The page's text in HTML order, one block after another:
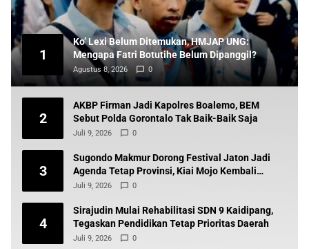
1
Ko’ Lexi Belum Ditemukan, HMJAP UNG:
Mengapa Fatri Botutihe Belum Dipanggil?
Agustus 8, 2026 0
2
AKBP Firman Jadi Kapolres Boalemo, BEM
Sebut Polda Gorontalo Tak Baik-Baik Saja
Juli 9, 2026 0
3
Sugondo Makmur Dorong Festival Jaton Jadi
Agenda Tetap Provinsi, Kiai Mojo Kembali
Disuarakan
Juli 9, 2026 0
4
Sirajudin Mulai Rehabilitasi SDN 9 Kaidipang,
Tegaskan Pendidikan Tetap Prioritas Daerah
Juli 9, 2026 0